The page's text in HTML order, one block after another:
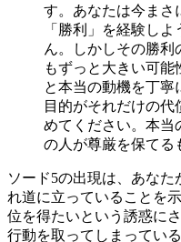
す。あなたは今まさ
「勝利」を経験し
ん。しかしその勝利
もずっと大きい可
と本当の動機を丁寧
目的がそれだけの
めてください。本当
の人が尊厳を保てる
ソード5の出現は、あな
れ道に立っていることを
位を得たいという誘惑に
行動を取ってしまってい